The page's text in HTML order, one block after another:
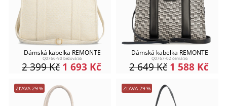
Dámská kabelka REMONTE
Q0766-90 béžová S6
1 693 Kč
2 399Kč
Dámská kabelka REMONTE
Q0767-02 černá S6
1 588 Kč
2 649Kč
ZĽAVA 29% ZĽAVA 29%